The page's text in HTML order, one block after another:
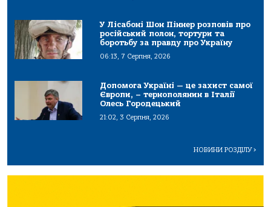
У Лісабоні Шон Піннер розповів про
російський полон, тортури та
боротьбу за правду про Україну
06:13, 7 Серпня, 2026
Допомога Україні — це захист самої
Європи, – тернополянин в Італії
Олесь Городецький
21:02, 3 Серпня, 2026
НОВИНИ РОЗДІЛУ>